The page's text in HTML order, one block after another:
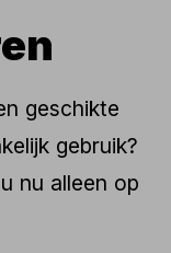
geschikte
gebruik?
nu alleen op